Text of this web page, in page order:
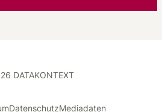
DATAKONTEXT
DatenschutzMediadaten